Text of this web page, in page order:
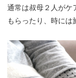
通常は叔母２人がケ
もらったり、時には